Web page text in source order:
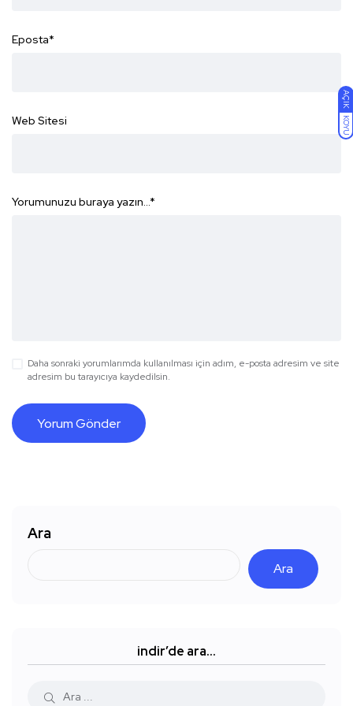
AÇIK
KOYU
Eposta*
Web Sitesi
Yorumunuzu buraya yazın...*
Daha sonraki yorumlarımda kullanılması için adım, e-posta adresim ve site
adresim bu tarayıcıya kaydedilsin.
Ara
Ara
indir’de ara…